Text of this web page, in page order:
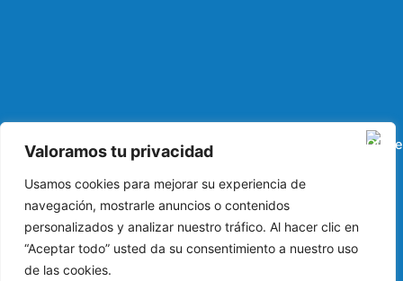
Valoramos tu privacidad
Usamos cookies para mejorar su experiencia de
navegación, mostrarle anuncios o contenidos
personalizados y analizar nuestro tráfico. Al hacer clic en
“Aceptar todo” usted da su consentimiento a nuestro uso
de las cookies.
I
n
s
L
i
n
F
a
c